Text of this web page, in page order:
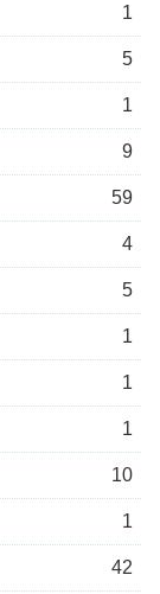
1
5
1
9
59
4
5
1
1
1
10
1
42